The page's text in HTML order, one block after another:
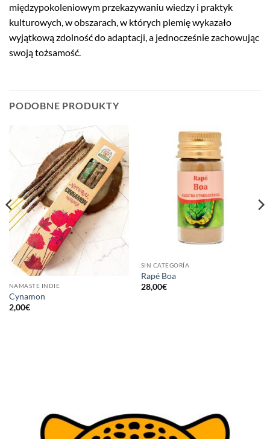
międzypokoleniowym przekazywaniu wiedzy i praktyk
kulturowych, w obszarach, w których plemię wykazało
wyjątkową zdolność do adaptacji, a jednocześnie zachowując
swoją tożsamość.
PODOBNE PRODUKTY
NAMASTE INDIE
Cynamon
2,00€
SIN CATEGORÍA
Rapé Boa
28,00€